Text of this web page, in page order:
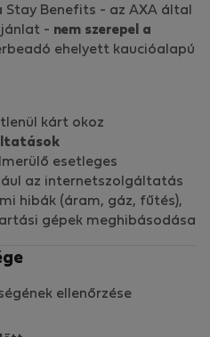
Benefits - az AXA által
- nem szerepel a
ehelyett kaucióalapú
kárt okoz
esetleges
az internetszolgáltatás
hibák (áram, gáz, fűtés),
gépek meghibásodása
ellenőrzése